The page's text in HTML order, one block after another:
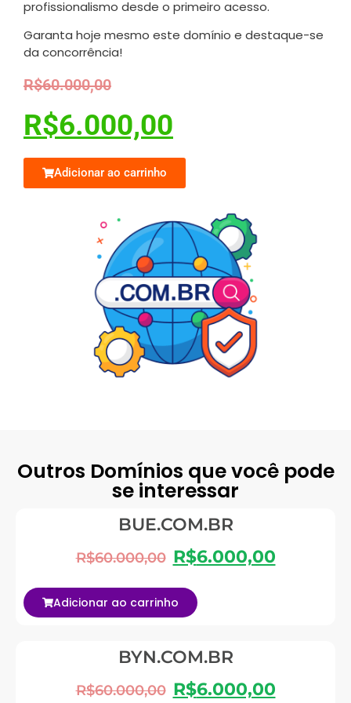
profissionalismo desde o primeiro acesso.
Garanta hoje mesmo este domínio e destaque-se
da concorrência!
R$60.000,00
R$6.000,00
Adicionar ao carrinho
Outros Domínios que você pode
se interessar
BUE.COM.BR
R$60.000,00 R$6.000,00
Adicionar ao carrinho
BYN.COM.BR
R$60.000,00 R$6.000,00